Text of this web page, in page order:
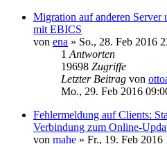
Migration auf anderen
mit EBICS
von ena » So., 28. Feb 2016
1 Antworten
19698 Zugriffe
Letzter Beitrag von
Mo., 29. Feb 2016
Fehlermeldung auf Clients:
Verbindung zum Online-
von mahe » Fr., 19. Feb 2016